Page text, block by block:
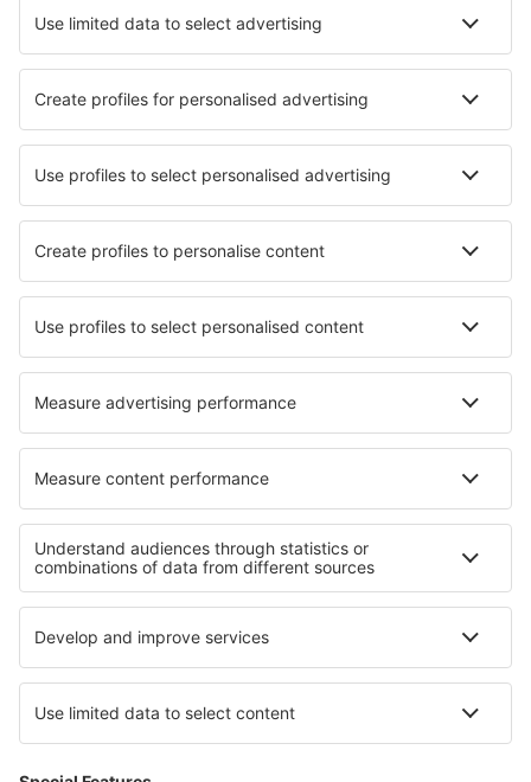
Unterkunft Kunene Unterkunft in Rundu
Die besten Unterkünfte - Städte
Unterkunft in Prisdorf Unterkunft in Montargis
Unterkunft in Prisches Unterkunft in Cetona
Unterkunft in Gaesti Unterkunft in Canvey Island
Unterkunft in Swakopmund
Unterkunft in Vereinigte Arabische Emirate
Unterkunft im Addo-Elefanten-Nationalpark
Unterkunft in Lake Nacimiento
Unterkunft in Nicaragua